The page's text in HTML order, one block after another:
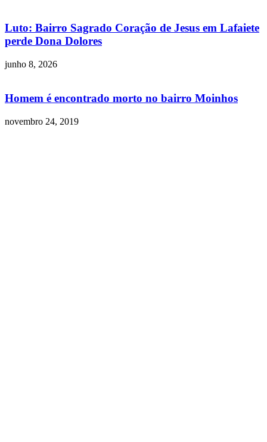
Luto: Bairro Sagrado Coração de Jesus em Lafaiete
perde Dona Dolores
junho 8, 2026
Homem é encontrado morto no bairro Moinhos
novembro 24, 2019